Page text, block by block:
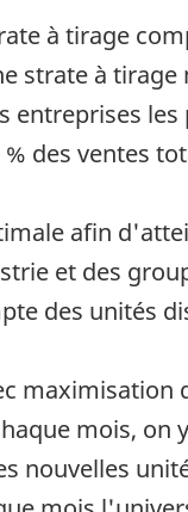
à tirage
strate à
des ventes
afin
et des
des unités
mois, on
nouvelles